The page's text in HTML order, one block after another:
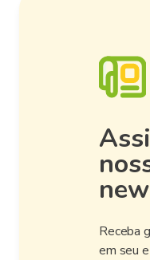
Receba
em seu